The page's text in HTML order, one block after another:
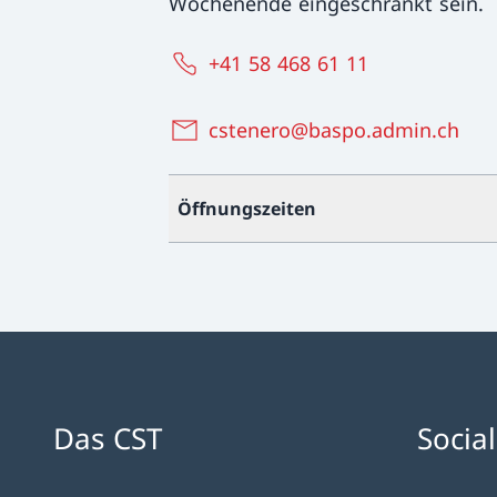
+41 58 468 61 11
cstenero@baspo.admin.ch
Öffnungszeiten
Das CST